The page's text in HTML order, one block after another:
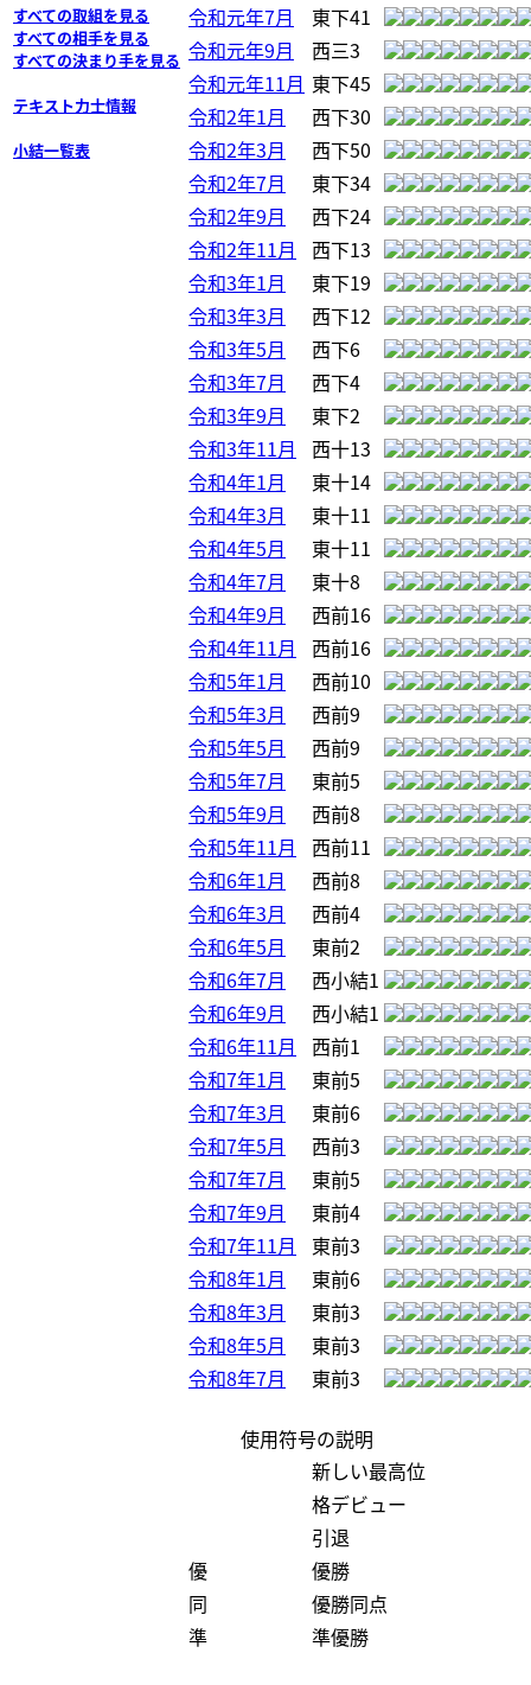
すべての取組を見る
すべての相手を見る
すべての決まり手を見る
テキスト力士情報
小結一覧表
令和元年7月
東下41
令和元年9月
西三3
令和元年11月 東下45
令和2年1月
西下30
令和2年3月
西下50
令和2年7月
東下34
令和2年9月
西下24
令和2年11月
西下13
令和3年1月
東下19
令和3年3月
西下12
令和3年5月
西下6
令和3年7月
西下4
令和3年9月
東下2
令和3年11月
西十13
令和4年1月
東十14
令和4年3月
東十11
令和4年5月
東十11
令和4年7月
東十8
令和4年9月
西前16
令和4年11月
西前16
令和5年1月
西前10
令和5年3月
西前9
令和5年5月
西前9
令和5年7月
東前5
令和5年9月
西前8
令和5年11月
西前11
令和6年1月
西前8
令和6年3月
西前4
令和6年5月
東前2
令和6年7月
西小結1
令和6年9月
西小結1
令和6年11月
西前1
令和7年1月
東前5
令和7年3月
東前6
令和7年5月
西前3
令和7年7月
東前5
令和7年9月
東前4
令和7年11月
東前3
令和8年1月
東前6
令和8年3月
東前3
令和8年5月
東前3
令和8年7月
東前3
使用符号の説明
新しい最高位
格デビュー
引退
優
優勝
同
優勝同点
準
準優勝